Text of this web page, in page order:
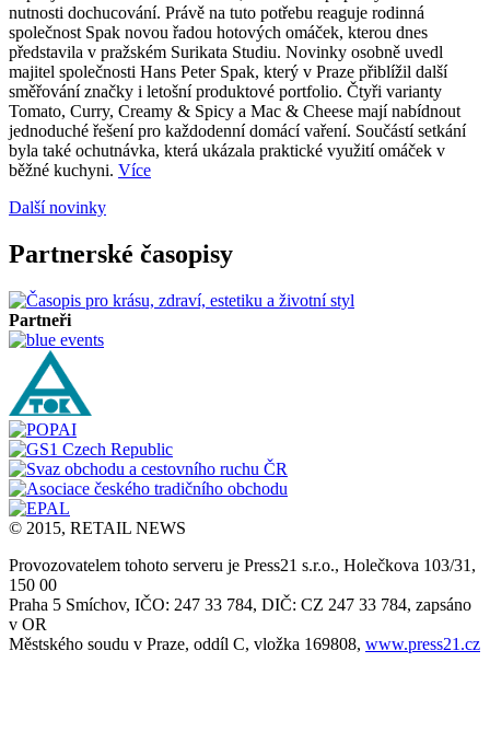
nutnosti dochucování. Právě na tuto potřebu reaguje rodinná
společnost Spak novou řadou hotových omáček, kterou dnes
představila v pražském Surikata Studiu. Novinky osobně uvedl
majitel společnosti Hans Peter Spak, který v Praze přiblížil další
směřování značky i letošní produktové portfolio. Čtyři varianty
Tomato, Curry, Creamy & Spicy a Mac & Cheese mají nabídnout
jednoduché řešení pro každodenní domácí vaření. Součástí setkání
byla také ochutnávka, která ukázala praktické využití omáček v
běžné kuchyni. Více
Další novinky
Partnerské časopisy
Partneři
© 2015, RETAIL NEWS
Provozovatelem tohoto serveru je Press21 s.r.o., Holečkova 103/31,
150 00
Praha 5 Smíchov, IČO: 247 33 784, DIČ: CZ 247 33 784, zapsáno
v OR
Městského soudu v Praze, oddíl C, vložka 169808, www.press21.cz